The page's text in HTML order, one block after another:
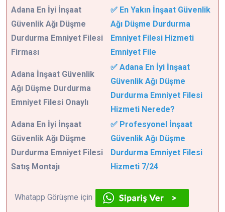
Adana En İyi İnşaat
Güvenlik Ağı Düşme
Durdurma Emniyet Filesi
Firması
✅ En Yakın İnşaat Güvenlik
Ağı Düşme Durdurma
Emniyet Filesi Hizmeti
Emniyet File
Adana İnşaat Güvenlik
Ağı Düşme Durdurma
Emniyet Filesi Onaylı
✅ Adana En İyi İnşaat
Güvenlik Ağı Düşme
Durdurma Emniyet Filesi
Hizmeti Nerede?
Adana En İyi İnşaat
Güvenlik Ağı Düşme
Durdurma Emniyet Filesi
Satış Montajı
✅ Profesyonel İnşaat
Güvenlik Ağı Düşme
Durdurma Emniyet Filesi
Hizmeti 7/24
Whatapp Görüşme için